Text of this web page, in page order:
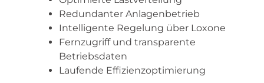
Redundanter Anlagenbetrieb
Intelligente Regelung über Loxone
Fernzugriff und transparente
Betriebsdaten
Laufende Effizienzoptimierung